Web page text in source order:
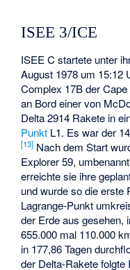
ISEE 3/ICE
ISEE C startete unter
August 1978 um 15:12
Complex 17B der
an Bord einer von
Delta 2914 Rakete in
Punkt L1. Es war der
[13] Nach dem Start
Explorer 59,
erreichte sie ihre
und wurde so die erste
Lagrange-Punkt
der Erde aus gesehen,
655.000 mal 110.000
in 177,86 Tagen
der Delta-Rakete